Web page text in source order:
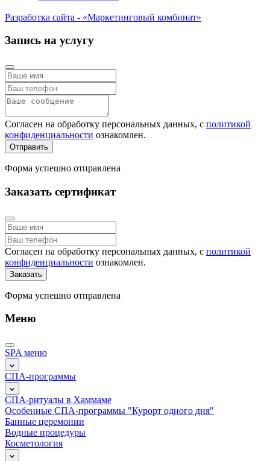
Разработка сайта - «Маркетинговый комбинат»
Запись на услугу
Согласен на обработку персональных данных, с политикой
конфиденциальности ознакомлен.
Отправить
Форма успешно отправлена
Заказать сертификат
Согласен на обработку персональных данных, с политикой
конфиденциальности ознакомлен.
Заказать
Форма успешно отправлена
Меню
SPA меню
СПА-программы
СПА-ритуалы в Хаммаме
Особенные СПА-программы "Курорт одного дня"
Банные церемонии
Водные процедуры
Косметология